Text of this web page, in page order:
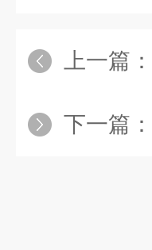
上一篇：
下一篇：